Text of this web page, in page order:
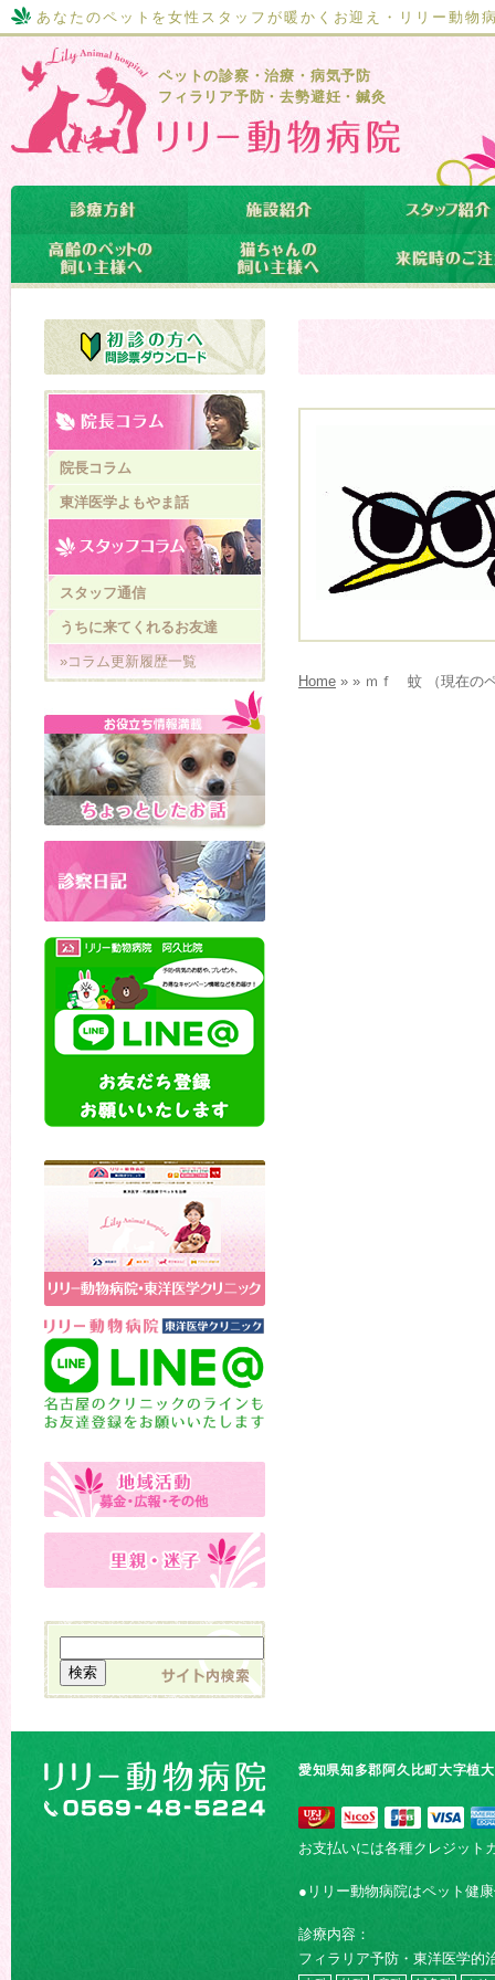
あなたのペットを女性スタッフが暖かくお迎え・リリー動物
ペットの診察・治療・病気予防
フィラリア予防・去勢避妊・鍼灸
Home » » ｍｆ 蚊 （現在の
院長コラム
東洋医学よもやま話
スタッフ通信
うちに来てくれるお友達
»コラム更新履歴一覧
愛知県知多郡阿久比町大字植
お支払いには各種クレジット
●リリー動物病院はペット健
診療内容：
フィラリア予防・東洋医学的